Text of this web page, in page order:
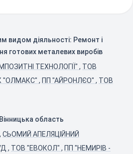
видом діяльності: Ремонт і
готових металевих виробів
ТЕХНОЛОГІЇ" , ТОВ
"ОЛМАКС" , ПП "АЙРОНЛЄО" , ТОВ
Вінницька область
, СЬОМИЙ АПЕЛЯЦІЙНИЙ
, ТОВ "ЕВОКОЛ" , ПП "НЕМИРІВ -